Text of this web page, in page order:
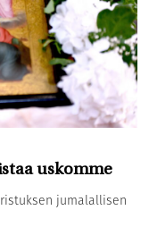
uskomme
jumalallisen